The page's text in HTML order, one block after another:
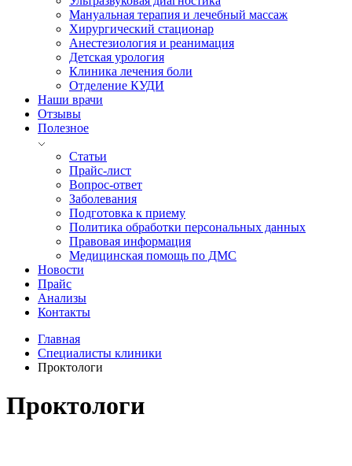
Мануальная терапия и лечебный массаж
Хирургический стационар
Анестезиология и реанимация
Детская урология
Клиника лечения боли
Отделение КУДИ
Наши врачи
Отзывы
Полезное
Статьи
Прайс-лист
Вопрос-ответ
Заболевания
Подготовка к приему
Политика обработки персональных данных
Правовая информация
Медицинская помощь по ДМС
Новости
Прайс
Анализы
Контакты
Главная
Специалисты клиники
Проктологи
Проктологи